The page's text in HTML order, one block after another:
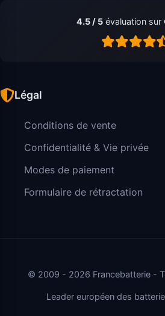
4.5 / 5 évaluation sur
Légal
Conditions de vente
Confidentialité & Vie privée
Modes de paiement
Formulaire de rétractation
© 2009 - 2026 Francebatterie -
Leader européen des